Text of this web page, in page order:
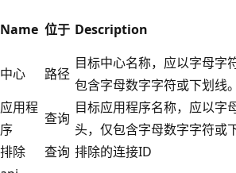
Name 位于 Description
中心 路径
目标中心名称，应以字母字
包含字母数字字符或下划线。
应用程
序
查询
目标应用程序名称，应以字
头，仅包含字母数字字符或
排除
查询 排除的连接ID